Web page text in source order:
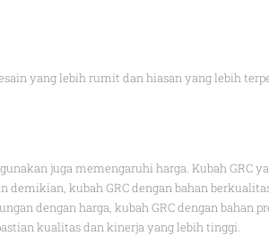
yang lebih rumit dan hiasan yang lebih
juga memengaruhi harga. Kubah GRC
kubah GRC dengan bahan
dengan harga, kubah GRC dengan bahan
kualitas dan kinerja yang lebih tinggi.